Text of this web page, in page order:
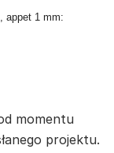
appet 1 mm:
momentu
projektu.